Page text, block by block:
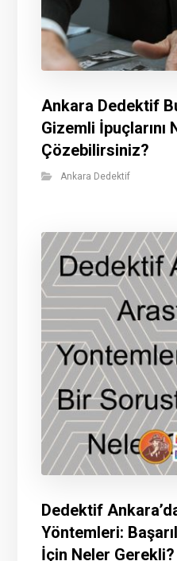
Ankara Dedektif
Gizemli İpuçlarını
Çözebilirsiniz?
Ankara Dedektif
Dedektif
Yöntemleri:
İçin Neler Gerekli?